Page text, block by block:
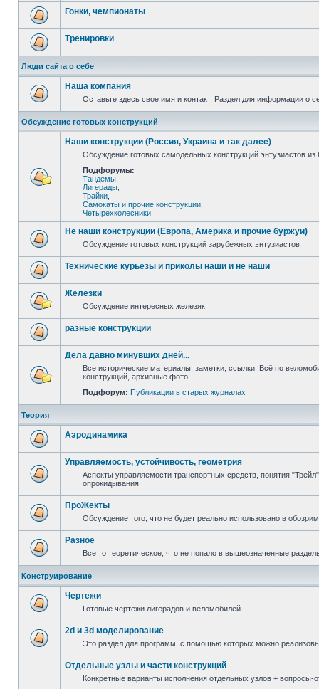
Гонки, чемпионаты
Тренировки
Люди сайта о себе
Наша компания
Оставьте здесь свое имя и контакт. Раздел для информации о
Обсуждение готовых конструкций
Наши конструкции (Россия, Украина и так далее)
Обсуждение готовых самодельных конструкций энтузиастов
Подфорумы:
Тандемы
Лигерады
Трайки
Самокаты и прочие конструкции
Четырехколесники
Не наши конструкции (Европа, Америка и прочие буржуи)
Обсуждение готовых конструкций зарубежных энтузиастов
Технические курьёзы и приколы наши и не наши
Железки
Обсуждение интересных железяк
разные конструкции
Дела давно минувших дней...
Все исторические материалы, заметки, ссылки. Всё по
конструкций, архивные фото.
Подфорум: Публикации в старых журналах
Теория
Аэродинамика
Управляемость, устойчивость, геометрия
Аспекты управляемости транспортных средств, понятия
опрокидывания
ПроЖекты
Обсуждение того, что не будет реально использовано в
Разное
Все то теоретическое, что не попало в вышеозначенные
Конструирование
Чертежи
Готовые чертежи лигерадов и веломобилей
2d и 3d моделирование
Это раздел для программ, с помощью которых можно
Отдельные узлы и части конструкций
Конкретные варианты исполнения отдельных узлов + вопросы-